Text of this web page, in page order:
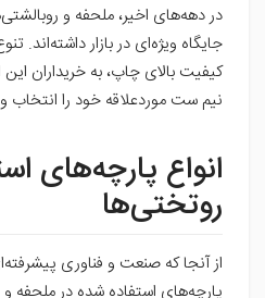
در دهه‌های اخیر، ملحفه و
جایگاه ویژه‌ای در بازار داشته‌اند.
کیفیت بالای چاپ، به خریداران
نیم ست موردعلاقه خود را انتخاب
انواع پارچه‌های
روتختی‌ها
از آنجا که صنعت و فناوری
پارچه‌های استفاده شده در ملحفه و